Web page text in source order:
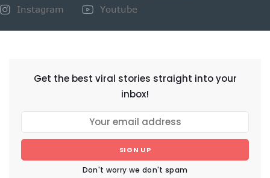
Instagram
Youtube
Get the best viral stories straight into your
inbox!
SIGN UP
Don't worry we don't spam